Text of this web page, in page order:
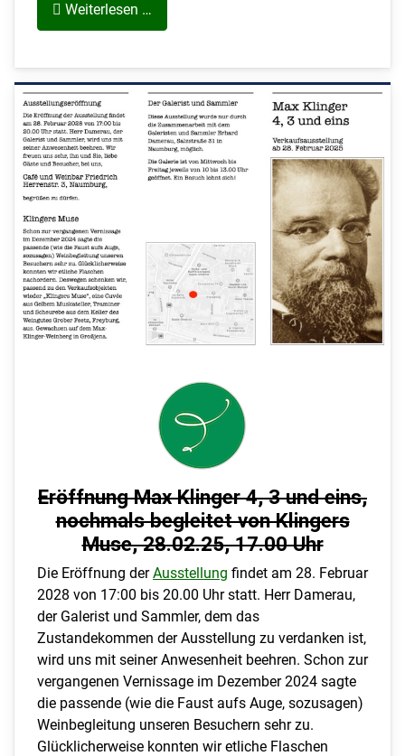
Weiterlesen …
Eröffnung Max Klinger 4, 3 und eins,
nochmals begleitet von Klingers
Muse, 28.02.25, 17.00 Uhr
Die Eröffnung derAusstellung findet am 28. Februar
2028 von 17:00 bis 20.00 Uhr statt. Herr Damerau,
der Galerist und Sammler, dem das
Zustandekommen der Ausstellung zu verdanken ist,
wird uns mit seiner Anwesenheit beehren. Schon zur
vergangenen Vernissage im Dezember 2024 sagte
die passende (wie die Faust aufs Auge, sozusagen)
Weinbegleitung unseren Besuchern sehr zu.
Glücklicherweise konnten wir etliche Flaschen